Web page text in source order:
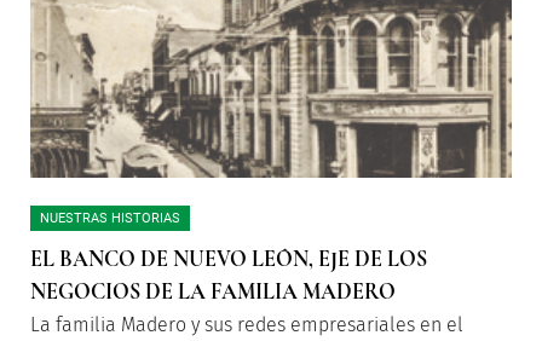
NUESTRAS HISTORIAS
EL BANCO DE NUEVO LEÓN, EJE DE LOS
NEGOCIOS DE LA FAMILIA MADERO
La familia Madero y sus redes empresariales en el